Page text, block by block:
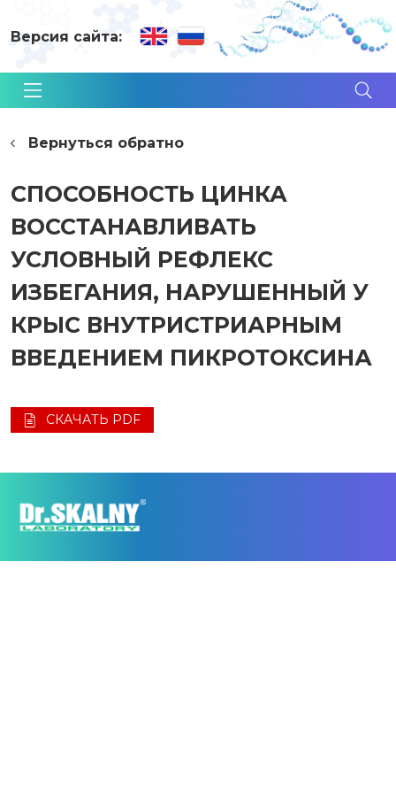
Версия сайта:
Вернуться обратно
СПОСОБНОСТЬ ЦИНКА
ВОССТАНАВЛИВАТЬ
УСЛОВНЫЙ РЕФЛЕКС
ИЗБЕГАНИЯ, НАРУШЕННЫЙ У
КРЫС ВНУТРИСТРИАРНЫМ
ВВЕДЕНИЕМ ПИКРОТОКСИНА
СКАЧАТЬ PDF